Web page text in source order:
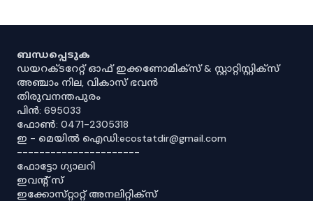
ബന്ധപ്പെടുക
ഡയറക്ടറേറ്റ് ഓഫ് ഇക്കണോമിക്സ് & സ്റ്റാറ്റിസ്റ്റിക്സ്
അഞ്ചാം നില, വികാസ് ഭവൻ
തിരുവനന്തപുരം
പിൻ: 695033
ഫോൺ: 0471-2305318
ഇ - മെയിൽ ഐഡി:ecostatdir@gmail.com
----------------------
ഫോട്ടോ ഗ്യാലറി
ഇവൻ്റ് സ്
ഇക്കോസ്‌റ്റാറ്റ് അനലിറ്റിക്‌സ്